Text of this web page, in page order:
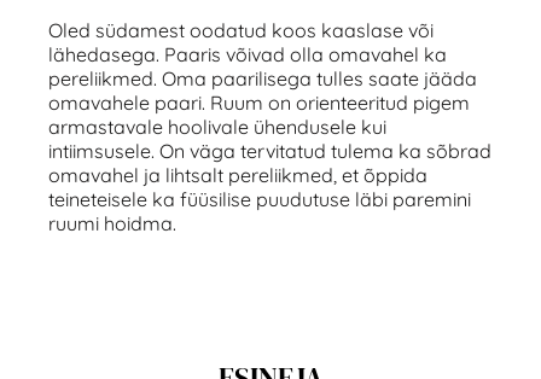
Oled südamest oodatud koos kaaslase või
lähedasega. Paaris võivad olla omavahel ka
pereliikmed. Oma paarilisega tulles saate jääda
omavahele paari. Ruum on orienteeritud pigem
armastavale hoolivale ühendusele kui
intiimsusele. On väga tervitatud tulema ka sõbrad
omavahel ja lihtsalt pereliikmed, et õppida
teineteisele ka füüsilise puudutuse läbi paremini
ruumi hoidma.